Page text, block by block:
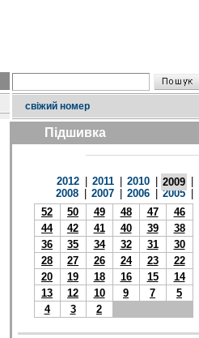
свіжий номер
Підшивка
2012 2011 2010 2009
2008
2007 2006 2005
52
50 49 48 47
46
44
42 41 40 39
38
36
35 34 32 31
30
28
27 26 24 23
22
20
19 18 16 15
14
13
12 10 9 7
5
4
3 2